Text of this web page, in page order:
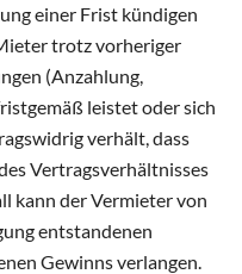
einer Frist kündigen
trotz vorheriger
(Anzahlung,
leistet oder sich
verhält, dass
Vertragsverhältnisses
kann der Vermieter von
entstandenen
Gewinns verlangen.